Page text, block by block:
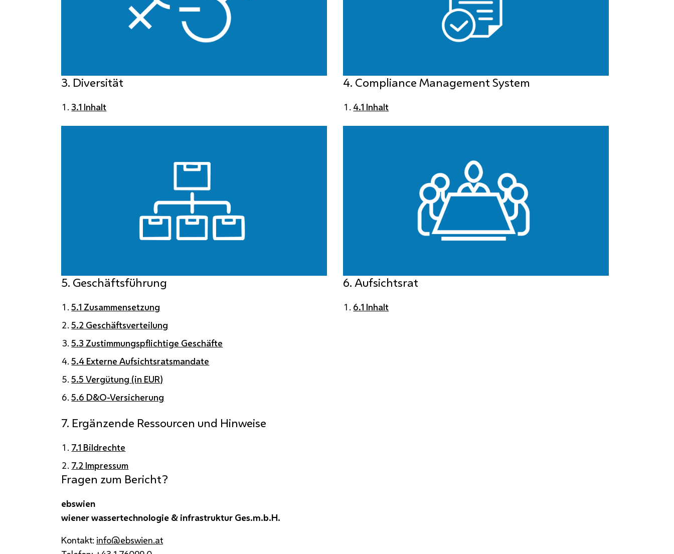
3. Diversität
3.1 Inhalt
4. Compliance Management System
4.1 Inhalt
5. Geschäftsführung
5.1 Zusammensetzung
5.2 Geschäftsverteilung
5.3 Zustimmungspflichtige Geschäfte
5.4 Externe Aufsichtsratsmandate
5.5 Vergütung (in EUR)
5.6 D&O-Versicherung
6. Aufsichtsrat
6.1 Inhalt
7. Ergänzende Ressourcen und Hinweise
7.1 Bildrechte
7.2 Impressum
Fragen zum Bericht?
ebswien
wiener wassertechnologie & infrastruktur Ges.m.b.H.
Kontakt: info@ebswien.at